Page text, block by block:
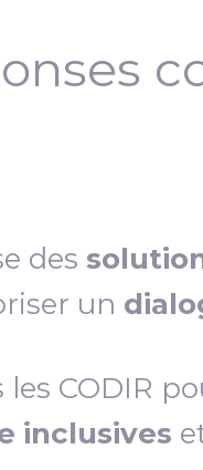
des
un
CODIR
inclusives